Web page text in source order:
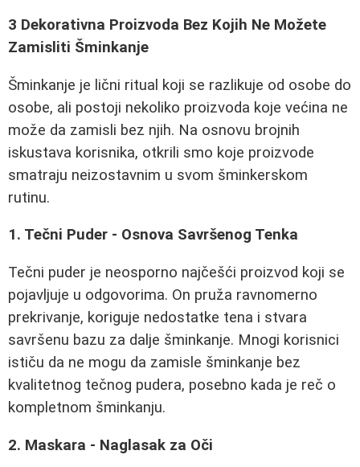
3 Dekorativna Proizvoda Bez Kojih Ne Možete
Zamisliti Šminkanje
Šminkanje je lični ritual koji se razlikuje od osobe do
osobe, ali postoji nekoliko proizvoda koje većina ne
može da zamisli bez njih. Na osnovu brojnih
iskustava korisnika, otkrili smo koje proizvode
smatraju neizostavnim u svom šminkerskom
rutinu.
1. Tečni Puder - Osnova Savršenog Tenka
Tečni puder je neosporno najčešći proizvod koji se
pojavljuje u odgovorima. On pruža ravnomerno
prekrivanje, koriguje nedostatke tena i stvara
savršenu bazu za dalje šminkanje. Mnogi korisnici
ističu da ne mogu da zamisle šminkanje bez
kvalitetnog tečnog pudera, posebno kada je reč o
kompletnom šminkanju.
2. Maskara - Naglasak za Oči